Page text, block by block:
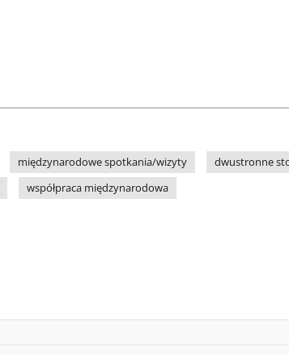
międzynarodowe spotkania/wizyty
dwustronne
współpraca międzynarodowa